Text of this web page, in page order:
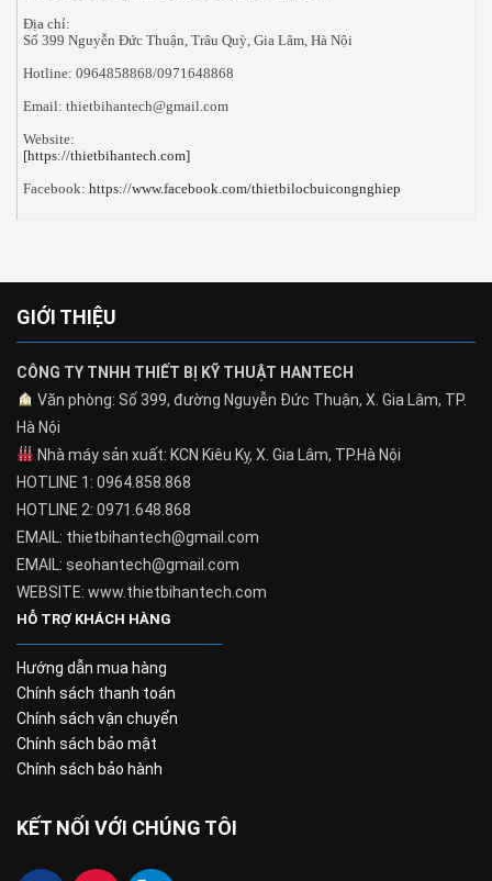
Địa chỉ:
Số 399 Nguyễn Đức Thuận, Trâu Quỳ, Gia Lâm, Hà Nội
Hotline: 0964858868/0971648868
Email: thietbihantech@gmail.com
Website:
[https://thietbihantech.com]
Facebook: https://www.facebook.com/thietbilocbuicongnghiep
GIỚI THIỆU
CÔNG TY TNHH THIẾT BỊ KỸ THUẬT HANTECH
Văn phòng: Số 399, đường Nguyễn Đức Thuận, X. Gia Lâm, TP.
Hà Nội
Nhà máy sản xuất: KCN Kiêu Kỵ, X. Gia Lâm, TP.Hà Nội
HOTLINE 1: 0964.858.868
HOTLINE 2: 0971.648.868
EMAIL: thietbihantech@gmail.com
EMAIL: seohantech@gmail.com
WEBSITE: www.thietbihantech.com
HỖ TRỢ KHÁCH HÀNG
Hướng dẫn mua hàng
Chính sách thanh toán
Chính sách vận chuyển
Chính sách bảo mật
Chính sách bảo hành
KẾT NỐI VỚI CHÚNG TÔI